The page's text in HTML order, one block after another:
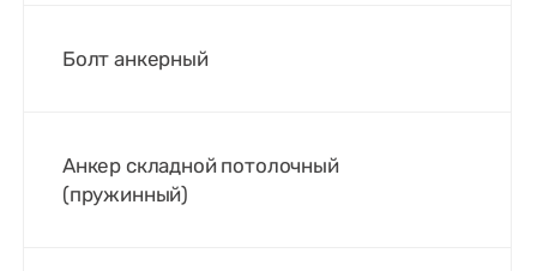
Болт анкерный
Анкер складной потолочный
(пружинный)